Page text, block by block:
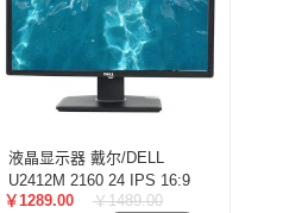
麦克赛尔/maxell
中银科技/BOCT
极米/XGIMI
科光电/GKGD 清大视讯
沧田/
迅英/Bulldex 艾博德/iBoard
立思辰/LANXUM 利盟/Lexmark
LG 中矗/ZHONGCHU
液晶显示器 戴尔/DELL
U2412M 2160 24 IPS 16:9
2160
￥1289.00
￥1489.00